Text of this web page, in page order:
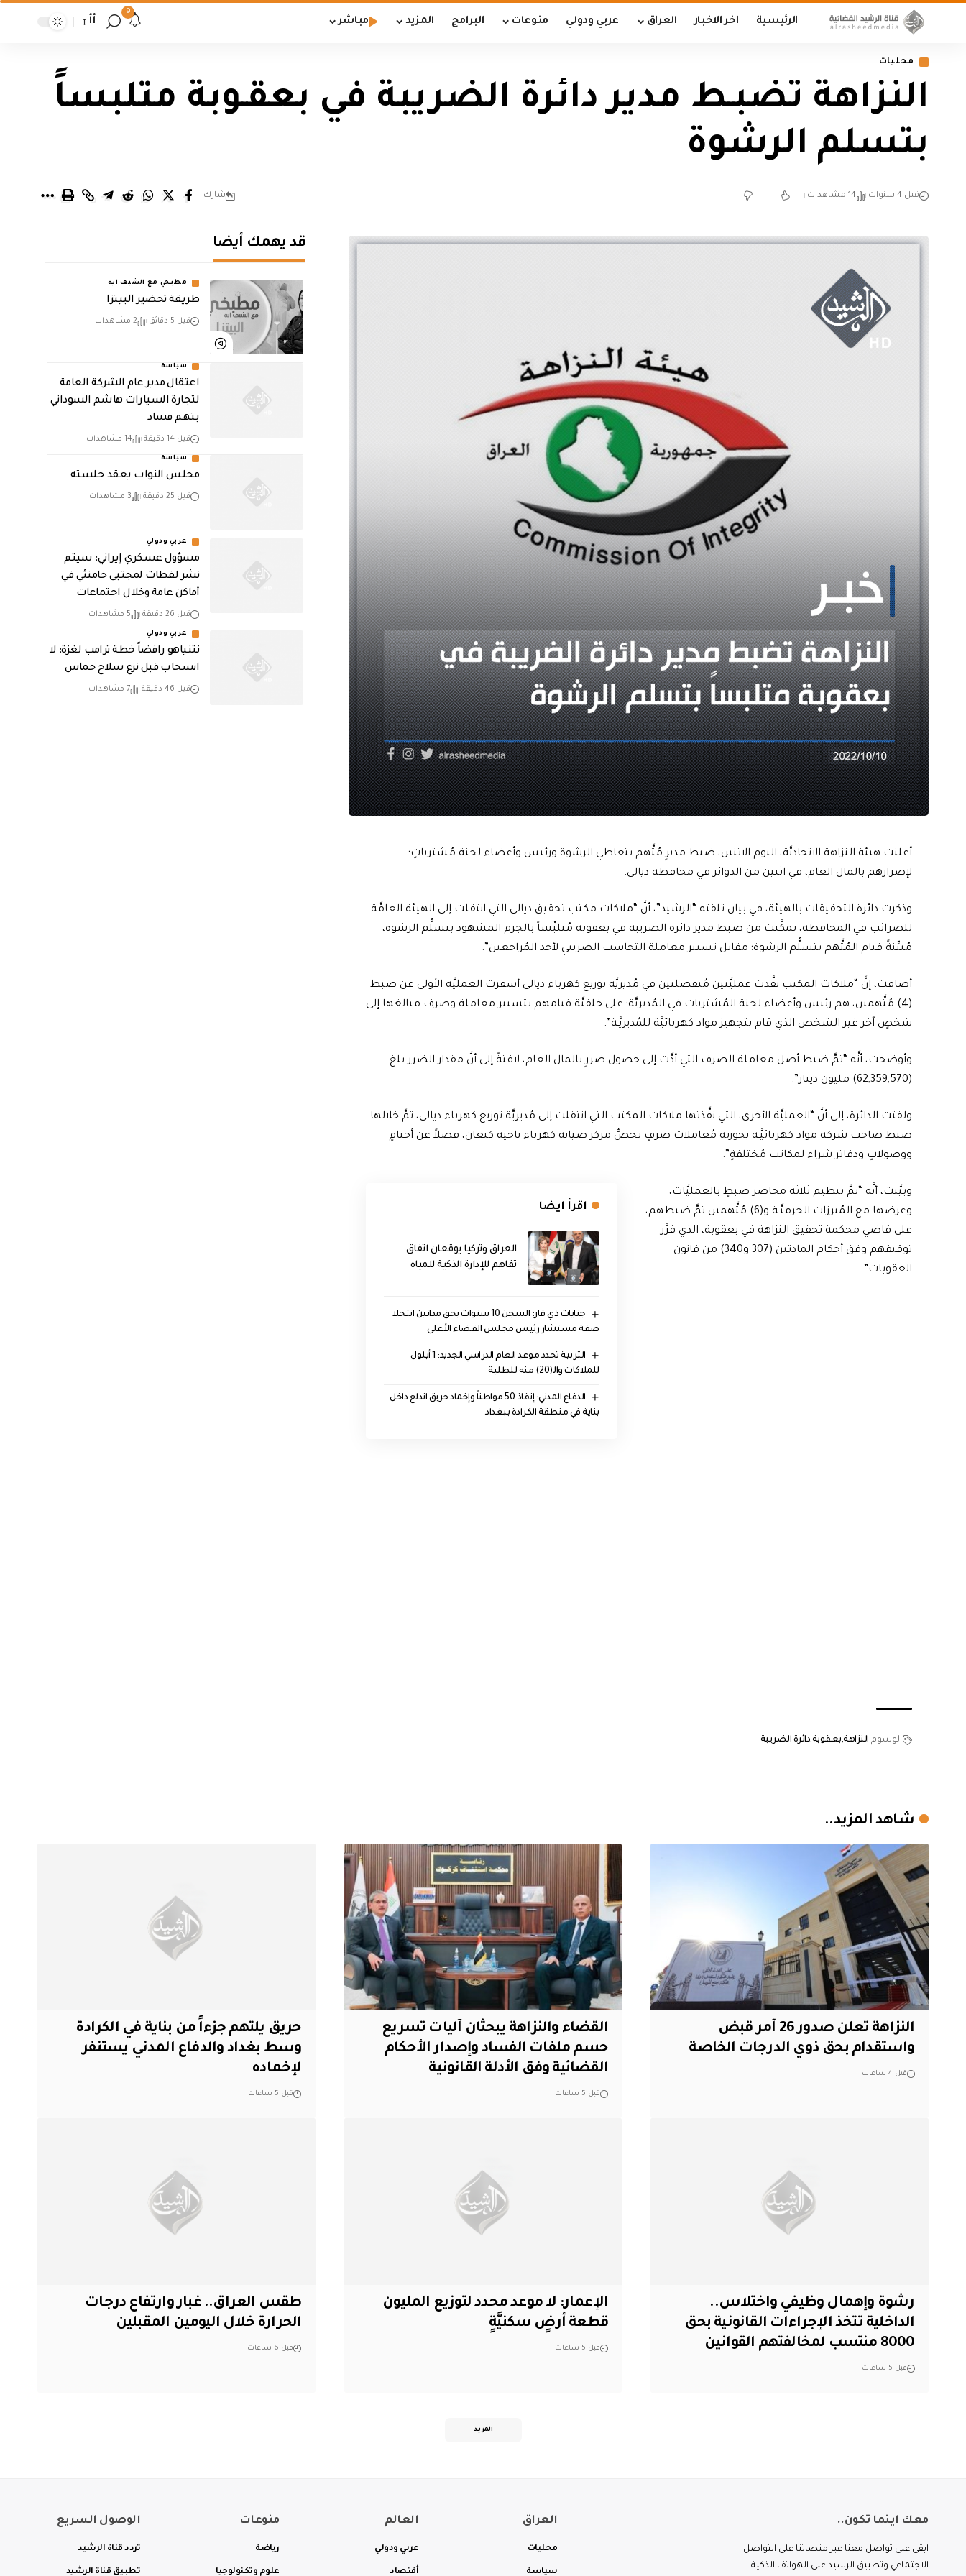
الرئيسية اخر الاخبار العراق عربي ودولي منوعات البرامج المزيد مباشر
9
أأ
محليات
النزاهة تضبـط مدير دائرة الضريبة في بعقـوبة متلبساً
بتسلم الرشوة
قبل 4 سنوات 14 مشاهدات شارك
أعلنت هيئة النزاهة الاتحاديَّة، اليوم الاثنين، ضبط مديرٍ مُتَّهم بتعاطي الرشوة ورئيس وأعضاء لجنة مُشترياتٍ؛
لإضرارهم بالمال العام، في اثنين من الدوائر في محافظة ديالى.
وذكرت دائرة التحقيقات بالهيئة، في بيان تلقته “الرشيد”، أنَّ “ملاكات مكتب تحقيق ديالى التي انتقلت إلى الهيئة العامَّة
للضرائب في المحافظة، تمكَّنت من ضبط مدير دائرة الضريبة في بعقوبة مُتلبِّساً بالجرم المشهود بتسلُّم الرشوة،
مُبيِّنةً قيام المُتَّهم بتسلُّم الرشوة؛ مقابل تسيير معاملة التحاسب الضريبي لأحد المُراجعين”.
أضافت، إنَّ “ملاكات المكتب نفَّذت عمليَّتين مُنفصلتين في مُديريَّة توزيع كهرباء ديالى أسفرت العمليَّة الأولى عن ضبط
(4) مُتَّهمين، هم رئيس وأعضاء لجنة المُشتريات في المُديريَّة؛ على خلفيَّة قيامهم بتسيير معاملة وصرف مبالغها إلى
شخصٍ آخر غير الشخص الذي قام بتجهيز مواد كهربائيَّة للمُديريَّـة”.
وأوضحت، أنَّه “تمَّ ضبط أصل معاملة الصرف التي أدَّت إلى حصول ضررٍ بالمال العام، لافتةً إلى أنَّ مقدار الضرر بلغ
(62,359,570) مليون دينار”.
ولفتت الدائرة، إلى أنَّ “العمليَّة الأخرى، التي نفَّذتها ملاكات المكتب التي انتقلت إلى مُديريَّة توزيع كهرباء ديالى، تمَّ خلالها
ضبط صاحب شركة مواد كهربائيَّـة بحوزته مُعاملات صرفٍ تخصُّ مركز صيانة كهرباء ناحية كنعان، فضلاً عن أختامٍ
ووصولاتٍ ودفاتر شراء لمكاتب مُختلفةٍ”.
اقرأ ايضا
العراق وتركيا يوقعان اتفاق
تفاهم للإدارة الذكية للمياه
جنايات ذي قار: السجن 10 سنوات بحق مدانين انتحلا
صفة مستشار رئيس مجلس القضاء الأعلى
التربية تحدد موعد العام الدراسي الجديد: 1 أيلول
للملاكات والـ(20) منه للطلبة
الدفاع المدني: إنقاذ 50 مواطناً وإخماد حريق اندلع داخل
بناية في منطقة الكرادة ببغداد
وبيَّنت، أنَّه “تمَّ تنظيم ثلاثة محاضر ضبطٍ بالعمليَّات،
وعرضها مع المُبرزات الجرميَّـة و(6) مُتَّهمين تمَّ ضبطهم،
على قاضي محكمة تحقيق النزاهة في بعقوبة، الذي قرَّر
توقيفهم وفق أحكام المادتين (307 و340) من قانون
العقوبات”.
الوسوم النزاهة بعقوبة دائرة الضريبة
قد يهمك أيضا
مطبخي مع الشيف اية
طريقة تحضير البيتزا
قبل 5 دقائق 2 مشاهدات
سياسة
اعتقال مدير عام الشركة العامة
لتجارة السيارات هاشم السوداني
بتهم فساد
قبل 14 دقيقة 14 مشاهدات
سياسة
مجلس النواب يعقد جلسته
قبل 25 دقيقة 3 مشاهدات
عربي ودولي
مسؤول عسكري إيراني: سيتم
نشر لقطات لمجتبى خامنئي في
أماكن عامة وخلال اجتماعات
قبل 26 دقيقة 5 مشاهدات
عربي ودولي
نتنياهو رافضاً خطة ترامب لغزة: لا
انسحاب قبل نزع سلاح حماس
قبل 46 دقيقة 7 مشاهدات
شاهد المزيد..
النزاهة تعلن صدور 26 أمر قبض
واستقدام بحق ذوي الدرجات الخاصة
قبل 4 ساعات
القضاء والنزاهة يبحثان آليات تسريع
حسم ملفات الفساد وإصدار الأحكام
القضائية وفق الأدلة القانونية
قبل 5 ساعات
حريق يلتهم جزءاً من بناية في الكرادة
وسط بغداد والدفاع المدني يستنفر
لإخماده
قبل 5 ساعات
رشوة وإهمال وظيفي واختلاس..
الداخلية تتخذ الإجراءات القانونية بحق
8000 منتسب لمخالفتهم القوانين
قبل 5 ساعات
الإعمار: لا موعد محدد لتوزيع المليون
قطعة أرضٍ سكنيَّةٍ
قبل 5 ساعات
طقس العراق.. غبار وارتفاع درجات
الحرارة خلال اليومين المقبلين
قبل 6 ساعات
المزيد
معك اينما تكون..
ابقى على تواصل معنا عبر منصاتنا على التواصل
الاجتماعي وتطبيق الرشيد على الهواتف الذكية.
العراق
محليات
سياسة
العالم
عربي ودولي
أقتصاد
منوعات
رياضة
علوم وتكنولوجيا
الوصول السريع
تردد قناة الرشيد
تطبيق قناة الرشيد